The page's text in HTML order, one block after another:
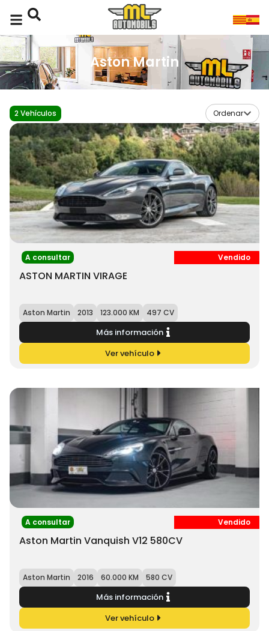
Aston Martin
2Vehículos Ordenar
Vendido
A consultar
ASTON MARTIN VIRAGE
Aston Martin 2013 123.000 KM 497 CV
Más información
Ver vehículo
Vendido
A consultar
Aston Martin Vanquish V12 580CV
Aston Martin 2016 60.000 KM 580 CV
Más información
Ver vehículo